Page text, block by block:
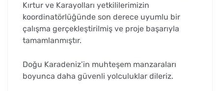
Kırtur ve Karayolları yetkililerimizin
koordinatörlüğünde son derece uyumlu bir
çalışma gerçekleştirilmiş ve proje başarıyla
tamamlanmıştır.
Doğu Karadeniz’in muhteşem manzaraları
boyunca daha güvenli yolculuklar dileriz.